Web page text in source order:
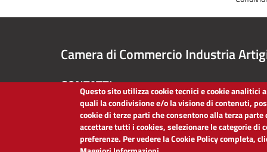
Camera di Commercio Industria
CONTATTI
051/60.93.111
PEC:cciaa@bo.legalmail.camcom.it
P.IVA:03030620375
Codice Fiscale:80013970373
Questo sito utilizza cookie tecnici e cookie
quali la condivisione e/o la visione di contenuti,
cookie di terze parti che consentono alla terza
accettare tutti i cookies, selezionare le categorie di
preferenze. Per vedere la Cookie Policy completa,